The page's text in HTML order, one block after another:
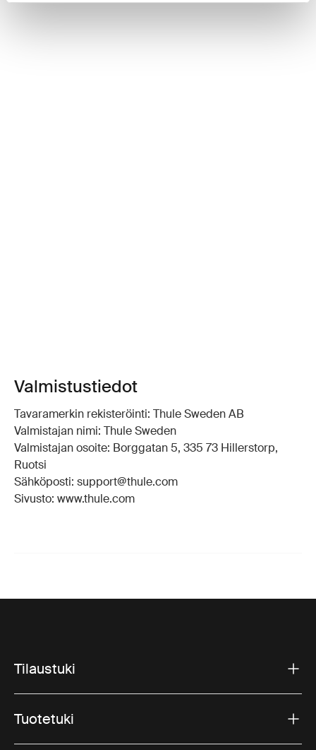
Valmistustiedot
Tavaramerkin rekisteröinti: Thule Sweden AB
Valmistajan nimi: Thule Sweden
Valmistajan osoite: Borggatan 5, 335 73 Hillerstorp,
Ruotsi
Sähköposti: support@thule.com
Sivusto: www.thule.com
Tilaustuki
Tuotetuki